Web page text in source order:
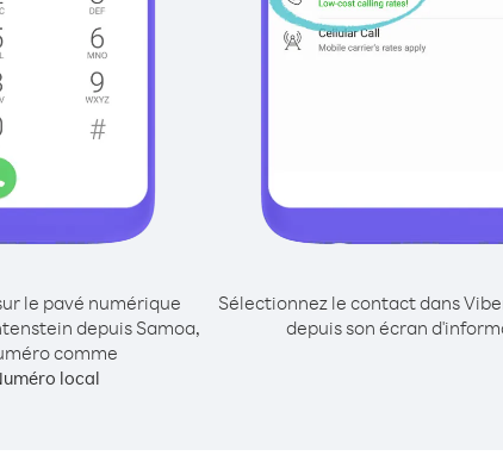
le pavé numérique
depuis Samoa,
comme
local
Sélectionnez le contact dans
depuis son écran